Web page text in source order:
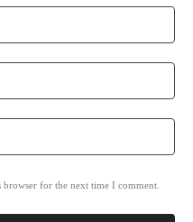
for the next time I comment.